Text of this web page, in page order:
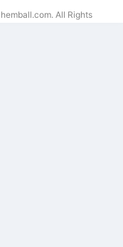
All Rights